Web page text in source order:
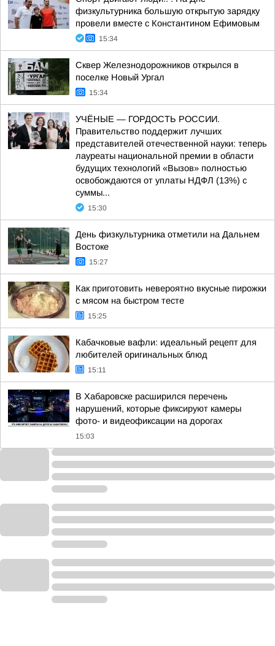
физкультурника большую открытую зарядку
провели вместе с Константином Ефимовым
15:34
Сквер Железнодорожников открылся в
поселке Новый Ургал
15:34
УЧЁНЫЕ — ГОРДОСТЬ РОССИИ.
Правительство поддержит лучших
представителей отечественной науки: теперь
лауреаты национальной премии в области
будущих технологий «Вызов» полностью
освобождаются от уплаты НДФЛ (13%) с
суммы...
15:30
День физкультурника отметили на Дальнем
Востоке
15:27
Как приготовить невероятно вкусные пирожки
с мясом на быстром тесте
15:25
Кабачковые вафли: идеальный рецепт для
любителей оригинальных блюд
15:11
В Хабаровске расширился перечень
нарушений, которые фиксируют камеры
фото- и видеофиксации на дорогах
15:03